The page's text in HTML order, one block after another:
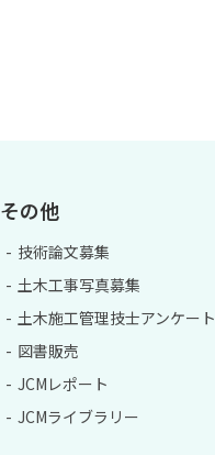
その他
技術論文募集
土木工事写真募集
土木施工管理技士アンケート
図書販売
JCMレポート
JCMライブラリー